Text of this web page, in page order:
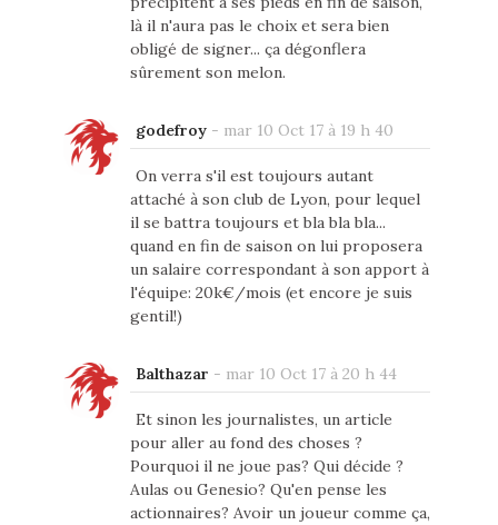
là il n'aura pas le choix et sera bien
obligé de signer... ça dégonflera
sûrement son melon.
godefroy- mar 10 Oct 17 à 19 h 40
On verra s'il est toujours autant
attaché à son club de Lyon, pour lequel
il se battra toujours et bla bla bla...
quand en fin de saison on lui proposera
un salaire correspondant à son apport à
l'équipe: 20k€/mois (et encore je suis
gentil!)
Balthazar - mar 10 Oct 17 à 20 h 44
Et sinon les journalistes, un article
pour aller au fond des choses ?
Pourquoi il ne joue pas? Qui décide ?
Aulas ou Genesio? Qu'en pense les
actionnaires? Avoir un joueur comme ça,